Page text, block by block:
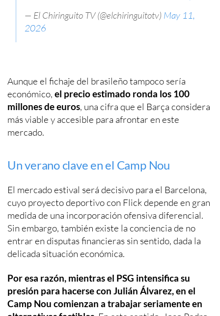
— El Chiringuito TV (@elchiringuitotv) May 11,
2026
Aunque el fichaje del brasileño tampoco sería
económico, el precio estimado ronda los 100
millones de euros, una cifra que el Barça considera
más viable y accesible para afrontar en este
mercado.
Un verano clave en el Camp Nou
El mercado estival será decisivo para el Barcelona,
cuyo proyecto deportivo con Flick depende en gran
medida de una incorporación ofensiva diferencial.
Sin embargo, también existe la conciencia de no
entrar en disputas financieras sin sentido, dada la
delicada situación económica.
Por esa razón, mientras el PSG intensifica su
presión para hacerse con Julián Álvarez, en el
Camp Nou comienzan a trabajar seriamente en